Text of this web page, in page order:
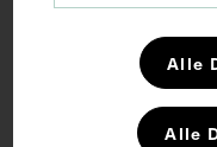
Schlagwörter
Arzt
Alle
Alle